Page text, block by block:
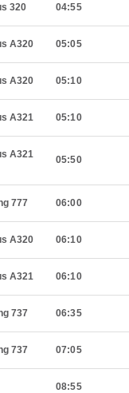
320 04:55
A320 05:05
A320 05:10
A321 05:10
A321
05:50
777 06:00
A320 06:10
A321 06:10
737 06:35
737 07:05
08:55